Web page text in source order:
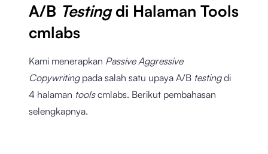
A/B Testingdi Halaman Tools
cmlabs
Kami menerapkan Passive Aggressive
Copywriting pada salah satu upaya A/B testingdi
4 halaman toolscmlabs. Berikut pembahasan
selengkapnya.